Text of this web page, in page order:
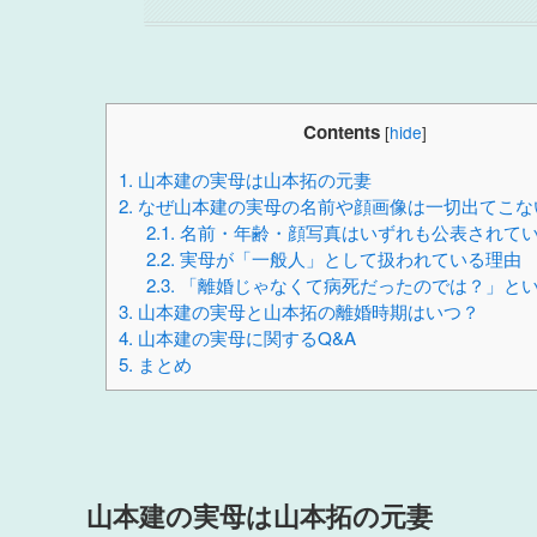
Contents [hide]
1. 山本建の実母は山本拓の元妻
2. なぜ山本建の実母の名前や顔画像は一切出てこ
2.1. 名前・年齢・顔写真はいずれも公表されて
2.2. 実母が「一般人」として扱われている理由
2.3. 「離婚じゃなくて病死だったのでは？」と
3. 山本建の実母と山本拓の離婚時期はいつ？
4. 山本建の実母に関するQ&A
5. まとめ
山本建の実母は山本拓の元妻